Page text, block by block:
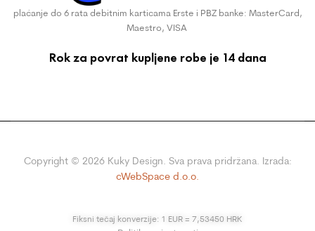
plaćanje do 6 rata debitnim karticama Erste i PBZ banke: MasterCard,
Maestro, VISA
Rok za povrat kupljene robe je 14 dana
Copyright © 2026Kuky Design. Sva prava pridržana. Izrada:
cWebSpace d.o.o.
Fiksni tečaj konverzije: 1 EUR = 7,53450 HRK